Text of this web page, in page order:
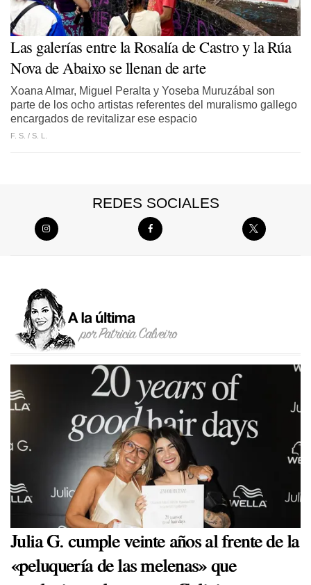
Las galerías entre la Rosalía de Castro y la Rúa
Nova de Abaixo se llenan de arte
Xoana Almar, Miguel Peralta y Yoseba Muruzábal son
parte de los ocho artistas referentes del muralismo gallego
encargados de revitalizar ese espacio
F. S. / S. L.
REDES SOCIALES
Julia G. cumple veinte años al frente de la
«peluquería de las melenas» que